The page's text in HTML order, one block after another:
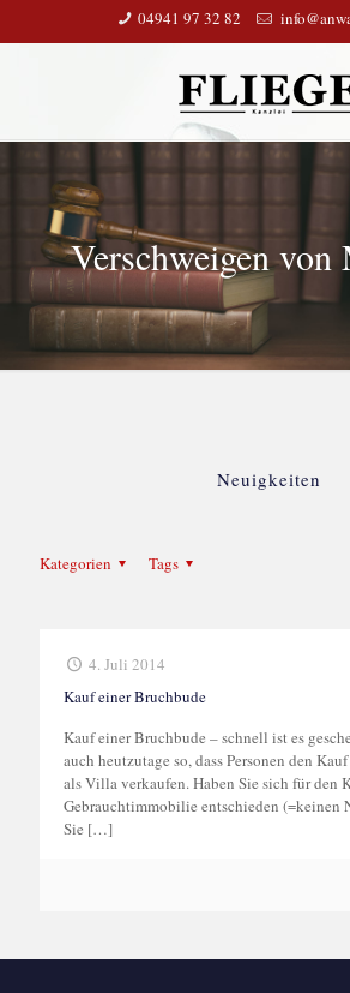
04941 97 32 82
Verschweigen von
Neuigkeiten
Kategorien Tags
4. Juli 2014
Kauf einer Bruchbude
Kauf einer Bruchbude – schnell ist es
auch heutzutage so, dass Personen den
als Villa verkaufen. Haben Sie sich für den
Gebrauchtimmobilie entschieden (=keinen
Sie […]